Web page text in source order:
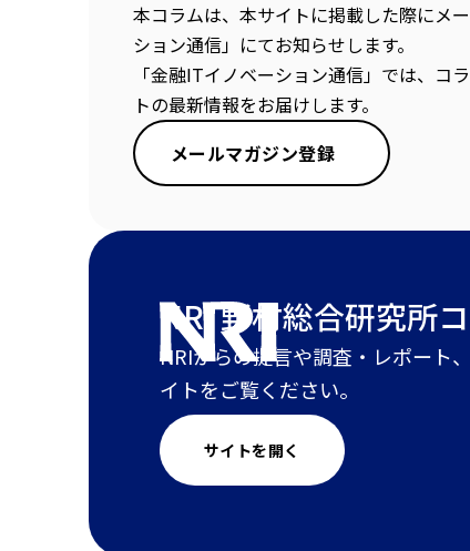
本コラムは、本サイトに掲載した際にメ
ション通信」にてお知らせします。
「金融ITイノベーション通信」では、コ
トの最新情報をお届けします。
メールマガジン登録
NRI 野村総合研究所
NRIからの提言や調査・レポート
イトをご覧ください。
サイトを開く